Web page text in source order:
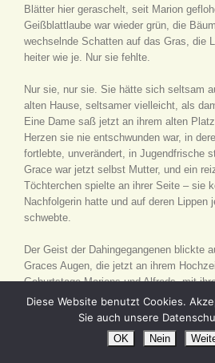
Blätter hier geraschelt, seit Marion
Geißblattlaube war wieder grün, die
wechselnde Schatten auf das Gras, die
heiter wie je. Nur sie fehlte.
Nur sie, nur sie. Sie hätte sich seltsam
alten Hause, seltsamer vielleicht, als
Eine Dame saß jetzt an ihrem alten
Herzen sie nie entschwunden war, in
fortlebte, unverändert, in Jugendfrische
Grace war jetzt selbst Mutter, und ein
Töchterchen spielte an ihrer Seite – sie
Nachfolgerin hatte und auf deren Lippen
schwebte.
Der Geist der Dahingegangenen blickte
Graces Augen, die jetzt an ihrem
Geburtstage Marions und Alfreds, mit
saß.
Er war kein berühmter Mann geworden
hatte die Freunde seiner Jugend und die
Diese Website benutzt Cookies.
Sie auch unsere
OK Nein